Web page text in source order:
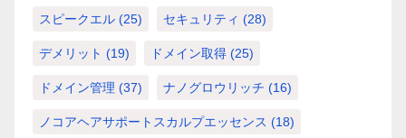
スピークエル (25) セキュリティ (28)
デメリット (19) ドメイン取得 (25)
ドメイン管理 (37) ナノグロウリッチ (16)
ノコアヘアサポートスカルプエッセンス (18)